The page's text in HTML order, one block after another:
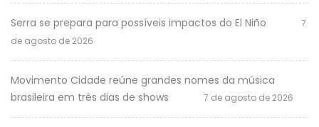
Serra se prepara para possíveis impactos do El Niño
7
de agosto de 2026
Movimento Cidade reúne grandes nomes da música
brasileira em três dias de shows
7 de agosto de 2026